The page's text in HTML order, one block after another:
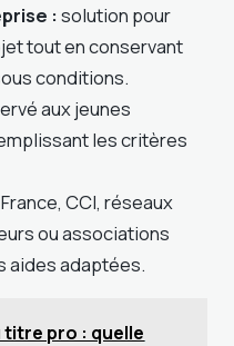
: solution pour
tout en conservant
conditions.
aux jeunes
les critères
CCI, réseaux
ou associations
aides adaptées.
titre pro : quelle